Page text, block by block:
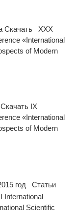
Скачать XXX
«International
of Modern
IX
«International
of Modern
год Статьи
International
Scientific